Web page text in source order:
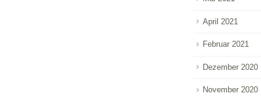
April 2021
Februar 2021
Dezember 2020
November 2020